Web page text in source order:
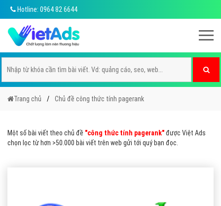
Hotline: 0964 82 6644
Trang chủ Chủ đề công thức tính pagerank
Một số bài viết theo chủ đề "công thức tính pagerank"được Việt Ads
chọn lọc từ hơn >50.000 bài viết trên web gửi tới quý bạn đọc.